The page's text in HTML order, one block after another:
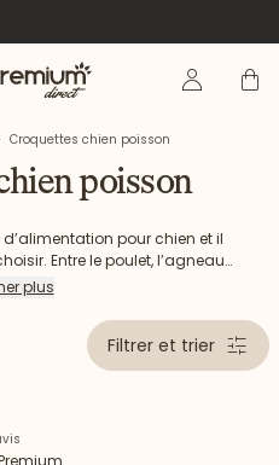
Se Panier
Croquettes chien poisson
poisson
pour chien et il
Entre le poulet, l’agneau
de la meilleure source de
? Chez Ultra Premium Direct,
de croquettes au poisson à
sans blé, sans maïs et
croquettes pour chien au
direct usine.
plus
Filtrer et trier